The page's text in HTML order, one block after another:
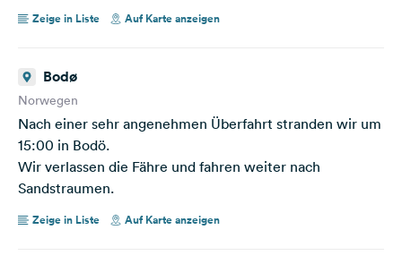
Zeige in Liste Auf Karte anzeigen
Bodø
Norwegen
Nach einer sehr angenehmen Überfahrt stranden wir um
15:00 in Bodö.
Wir verlassen die Fähre und fahren weiter nach
Sandstraumen.
Zeige in Liste Auf Karte anzeigen